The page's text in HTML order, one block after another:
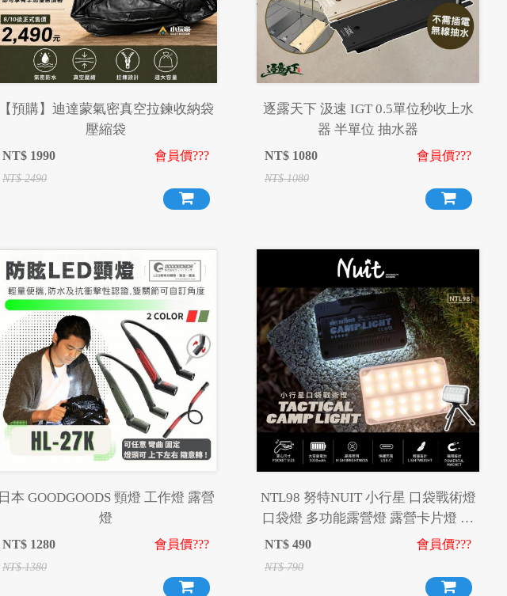
【預購】迪達蒙氣密真空拉鍊收納袋
壓縮袋
NT$ 1990
NT$2490
會員價???
逐露天下 汲速 IGT 0.5單位秒收上水
器 半單位 抽水器
NT$ 1080
NT$1080
會員價???
日本 GOODGOODS 頸燈 工作燈 露營
燈
NT$ 1280
NT$1380
會員價???
NTL98 努特NUIT 小行星 口袋戰術燈
口袋燈 多功能露營燈 露營卡片燈 照
明燈 補光燈 磁吸燈 戶外警示燈
NT$ 490
NT$790
會員價???